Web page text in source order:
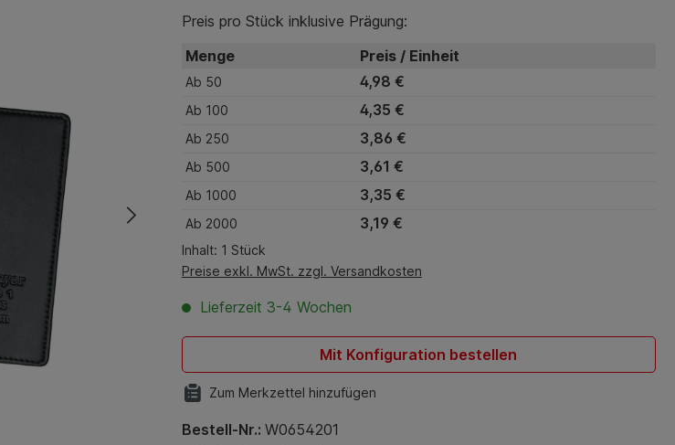
Preis pro Stück inklusive Prägung:
Menge
Preis / Einheit
Ab 50 4,98 €
Ab 100 4,35 €
Ab 250 3,86 €
Ab 500 3,61 €
Ab 1000 3,35 €
Ab 2000 3,19 €
Inhalt: 1 Stück
Preise exkl. MwSt. zzgl. Versandkosten
Lieferzeit 3-4 Wochen
Mit Konfiguration bestellen
Zum Merkzettel hinzufügen
Bestell-Nr.: W0654201